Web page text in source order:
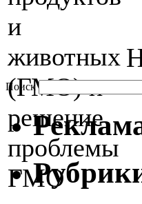
Поиск